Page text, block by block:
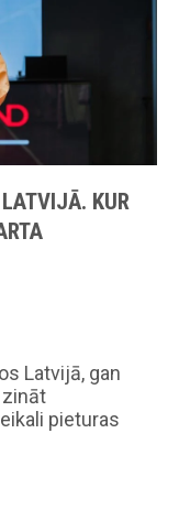
LATVIJĀ. KUR
Latvijā, gan
zināt
pieturas